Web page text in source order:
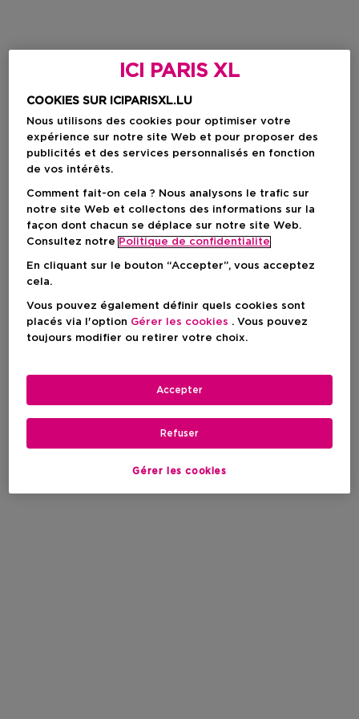
ICI PARIS XL
COOKIES SUR ICIPARISXL.LU
Nous utilisons des cookies pour optimiser votre
expérience sur notre site Web et pour proposer des
publicités et des services personnalisés en fonction
de vos intérêts.
Comment fait-on cela ? Nous analysons le trafic sur
notre site Web et collectons des informations sur la
façon dont chacun se déplace sur notre site Web.
Consultez notre Politique de confidentialite
En cliquant sur le bouton “Accepter”, vous acceptez
cela.
Vous pouvez également définir quels cookies sont
placés via l'option Gérer les cookies . Vous pouvez
toujours modifier ou retirer votre choix.
Gérer les cookies
Refuser
Accepter